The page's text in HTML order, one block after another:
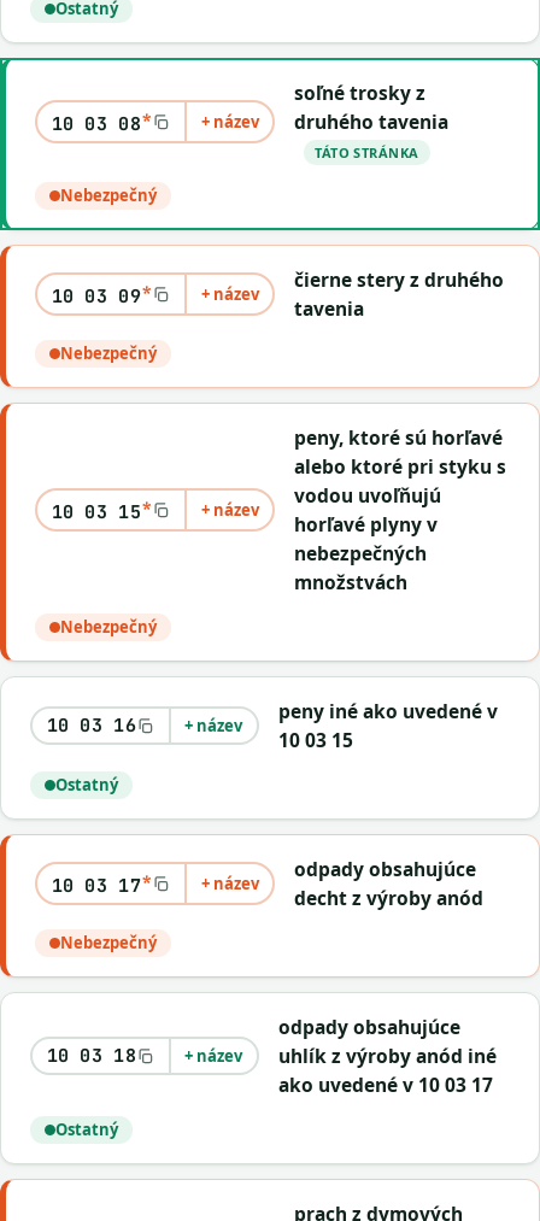
Ostatný
10 03 08* + název
soľné trosky z
druhého tavenia
TÁTO STRÁNKA
Nebezpečný
10 03 09* + název
čierne stery z druhého
tavenia
Nebezpečný
10 03 15* + název
peny, ktoré sú horľavé
alebo ktoré pri styku s
vodou uvoľňujú
horľavé plyny v
nebezpečných
množstvách
Nebezpečný
10 03 16 + název
peny iné ako uvedené v
10 03 15
Ostatný
10 03 17* + název
odpady obsahujúce
decht z výroby anód
Nebezpečný
10 03 18 + název
odpady obsahujúce
uhlík z výroby anód iné
ako uvedené v 10 03 17
Ostatný
prach z dymových